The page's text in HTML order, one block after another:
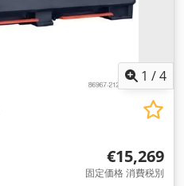
1 /4
€15,269
固定価格 消費税別